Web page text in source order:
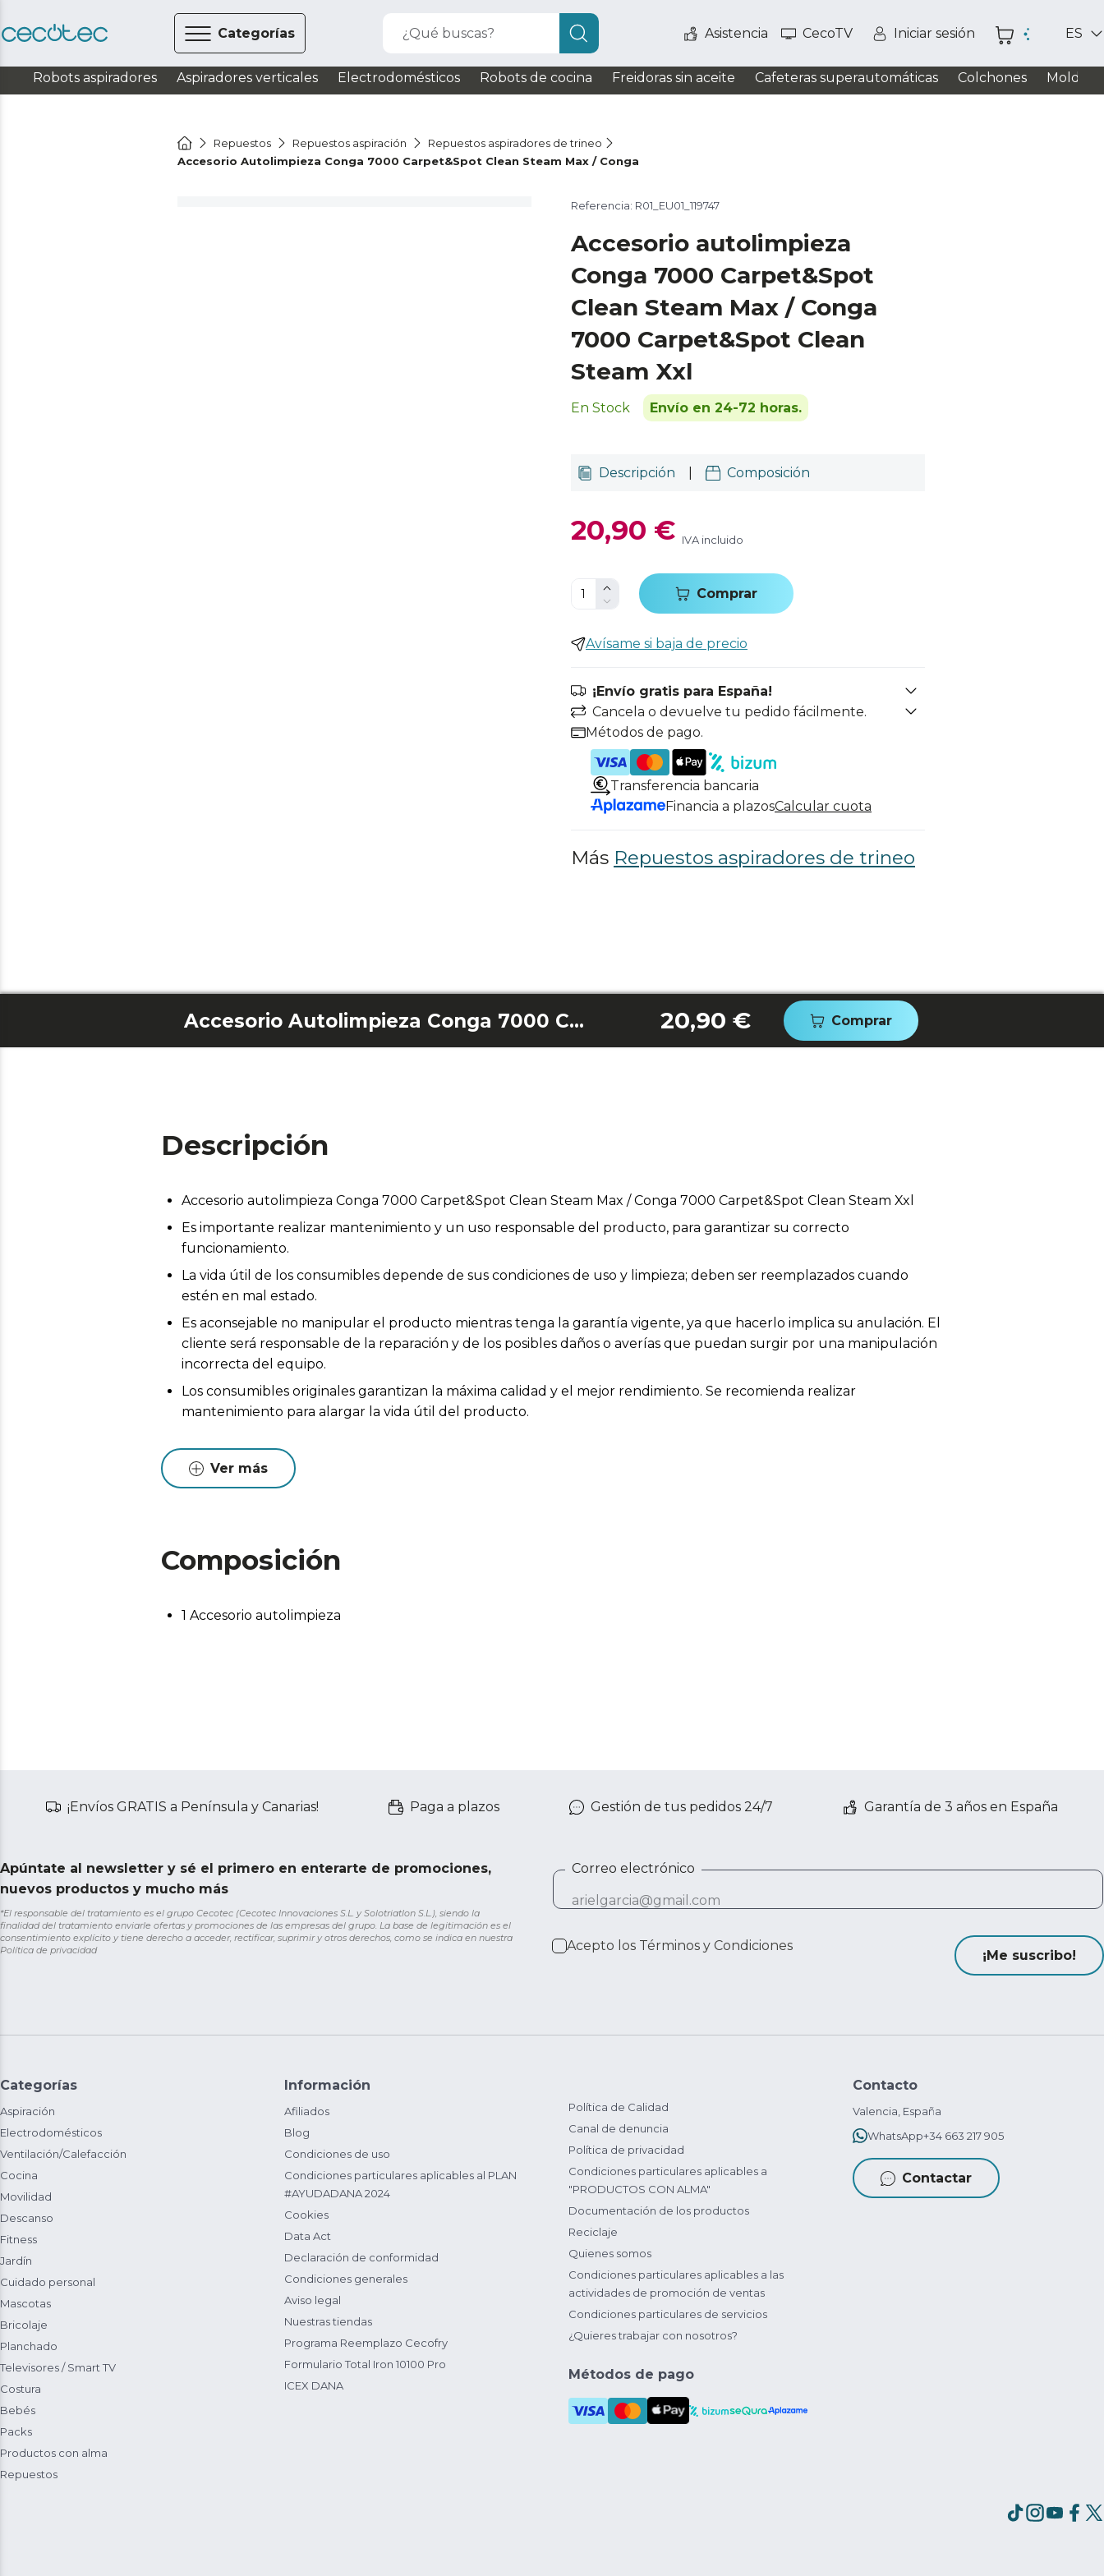
Categorías ¿Qué buscas? Asistencia CecoTV Iniciar sesión ES
Robots aspiradores Aspiradores verticales Electrodomésticos Robots de cocina Freidoras sin aceite Cafeteras superautomáticas Colchones
Repuestos Repuestos aspiración
Repuestos aspiradores de trineo
Accesorio Autolimpieza Conga 7000 Carpet&Spot Clean Steam Max / Conga
Referencia: R01_EU01_119747
Accesorio autolimpieza
Conga 7000 Carpet&Spot
Clean Steam Max / Conga
7000 Carpet&Spot Clean
Steam Xxl
En Stock Envío en 24-72 horas.
Descripción Composición
20,90 € IVA incluido
Comprar
Avísame si baja de precio
¡Envío gratis para España!
Cancela o devuelve tu pedido fácilmente.
Métodos de pago.
Transferencia bancaria
Financia a plazosCalcular cuota
Más Repuestos aspiradores de trineo
Accesorio Autolimpieza Conga 7000 Carpet&Spot Clean Steam Max / Conga 20,90 € Comprar
Descripción
Accesorio autolimpieza Conga 7000 Carpet&Spot Clean Steam Max / Conga 7000 Carpet&Spot Clean Steam Xxl
Es importante realizar mantenimiento y un uso responsable del producto, para garantizar su correcto
funcionamiento.
La vida útil de los consumibles depende de sus condiciones de uso y limpieza; deben ser reemplazados cuando
estén en mal estado.
Es aconsejable no manipular el producto mientras tenga la garantía vigente, ya que hacerlo implica su anulación. El
cliente será responsable de la reparación y de los posibles daños o averías que puedan surgir por una manipulación
incorrecta del equipo.
Los consumibles originales garantizan la máxima calidad y el mejor rendimiento. Se recomienda realizar
mantenimiento para alargar la vida útil del producto.
Ver más
Composición
1 Accesorio autolimpieza
¡Envíos GRATIS a Península y Canarias! Paga a plazos Gestión de tus pedidos 24/7 Garantía de 3 años en España
Apúntate al newsletter y sé el primero en enterarte de promociones,
nuevos productos y mucho más
*El responsable del tratamiento es el grupo Cecotec (Cecotec Innovaciones S.L. y Solotriatlon S.L.), siendo la
finalidad del tratamiento enviarle ofertas y promociones de las empresas del grupo. La base de legitimación es el
consentimiento explícito y tiene derecho a acceder, rectificar, suprimir y otros derechos, como se indica en nuestra
Política de privacidad
Correo electrónico
Acepto los Términos y Condiciones
¡Me suscribo!
Categorías
Aspiración
Electrodomésticos
Ventilación/Calefacción
Cocina
Movilidad
Descanso
Fitness
Jardín
Cuidado personal
Mascotas
Bricolaje
Planchado
Televisores / Smart TV
Costura
Bebés
Packs
Productos con alma
Repuestos
Información
Afiliados
Blog
Condiciones de uso
Condiciones particulares aplicables al PLAN
#AYUDADANA 2024
Cookies
Data Act
Declaración de conformidad
Condiciones generales
Aviso legal
Nuestras tiendas
Programa Reemplazo Cecofry
Formulario Total Iron 10100 Pro
ICEX DANA
Política de Calidad
Canal de denuncia
Política de privacidad
Condiciones particulares aplicables a
"PRODUCTOS CON ALMA"
Documentación de los productos
Reciclaje
Quienes somos
Condiciones particulares aplicables a las
actividades de promoción de ventas
Condiciones particulares de servicios
¿Quieres trabajar con nosotros?
Métodos de pago
Contacto
Valencia, España
WhatsApp+34 663 217 905
Contactar